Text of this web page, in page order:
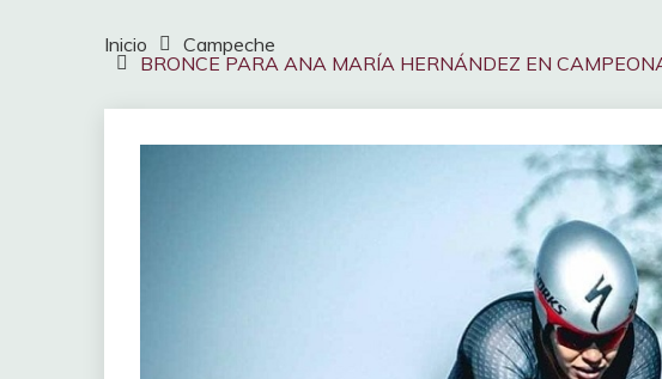
Inicio
Campeche
BRONCE PARA ANA MARÍA HERNÁNDEZ EN